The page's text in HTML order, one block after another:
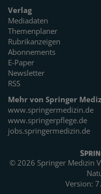
Verlag
Mediadaten
Themenplaner
Rubrikanzeigen
Abonnements
E-Paper
Newsletter
RSS
Mehr von Springer
www.springermedizin.de
www.springerpflege.de
jobs.springermedizin.de
© 2026 Springer Medizin
Version: